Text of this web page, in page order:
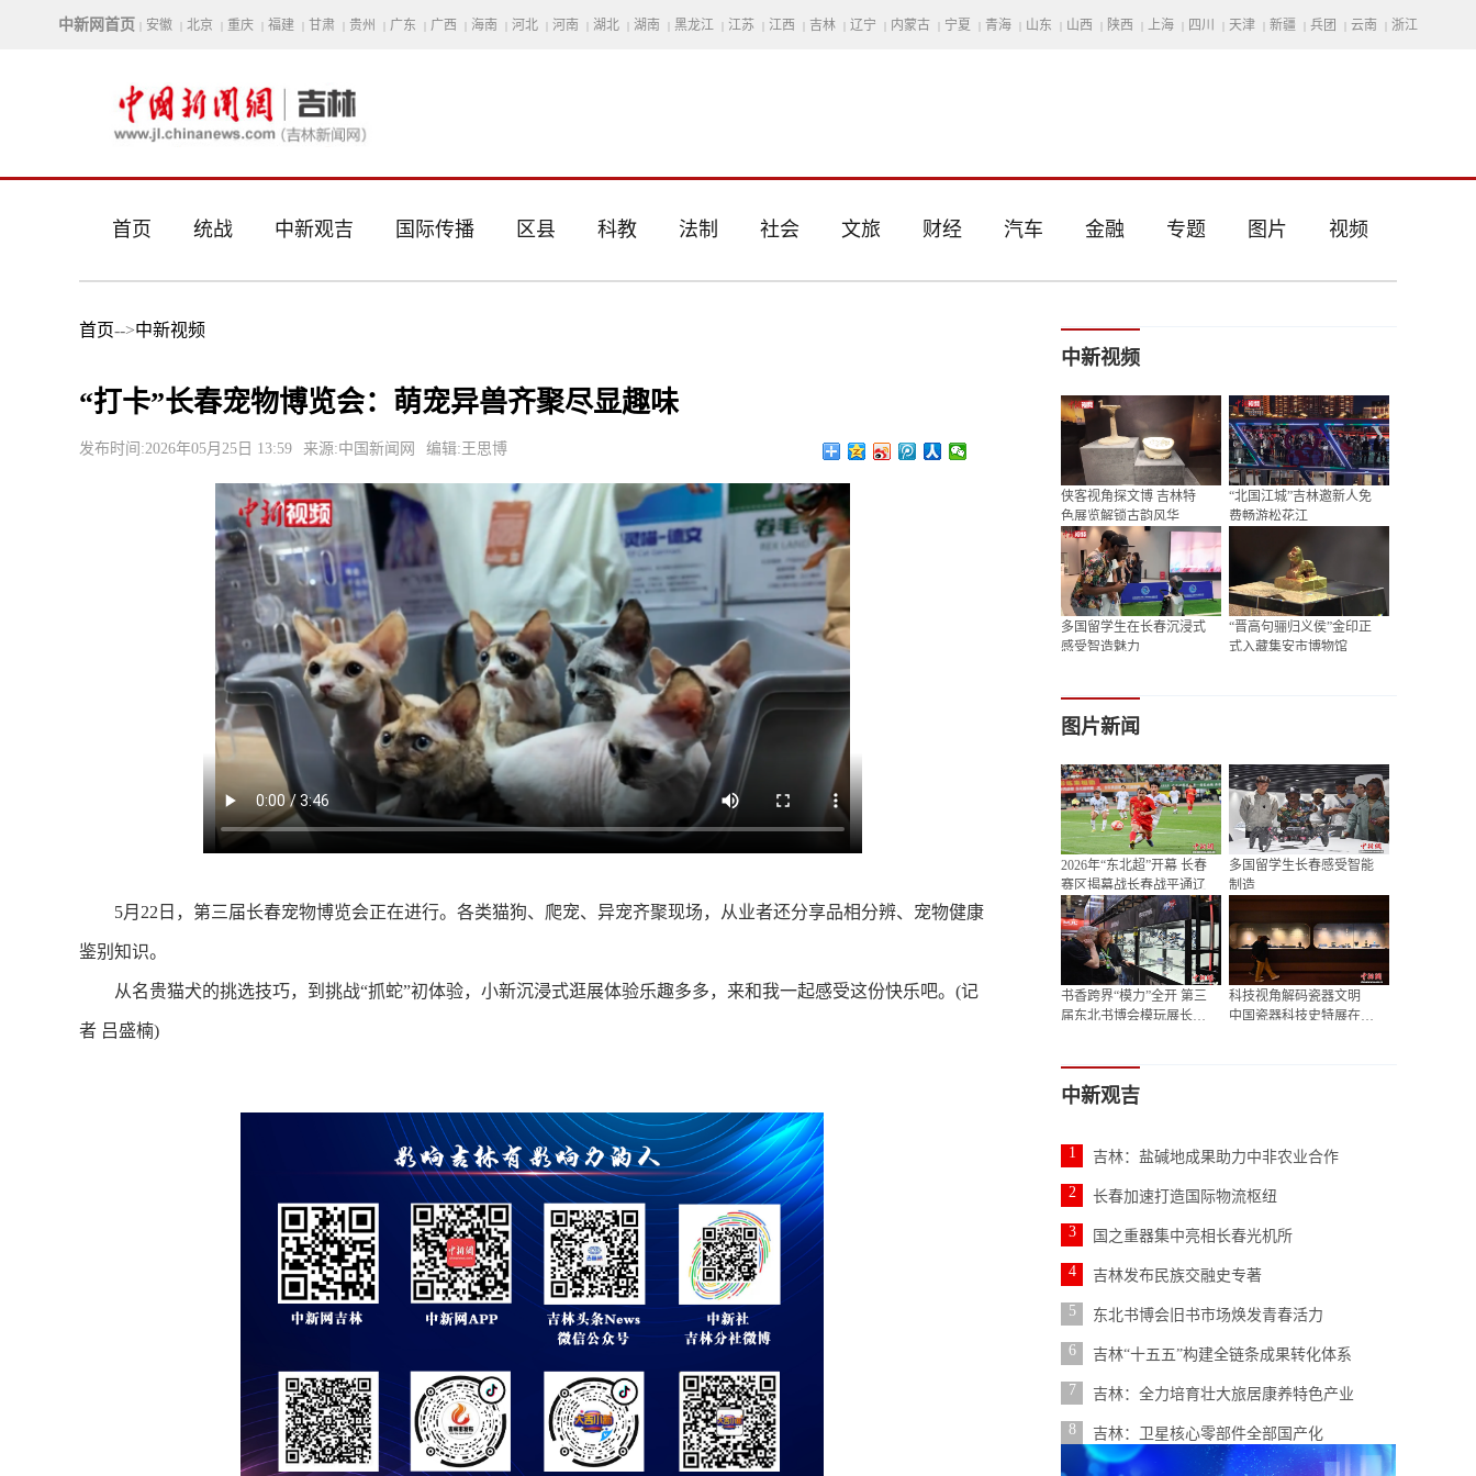
中新网首页 | 安徽 | 北京 | 重庆 | 福建 | 甘肃 | 贵州 | 广东 | 广西 | 海南 | 河北 | 河南 | 湖北 | 湖南 | 黑龙江 | 江苏 | 江西 | 吉林 | 辽宁 | 内蒙古 | 宁夏 | 青海 | 山东 | 山西 | 陕西 | 上海 | 四川 | 天津 | 新疆 | 兵团 | 云南 | 浙江
首页 统战 中新观吉 国际传播 区县 科教 法制 社会 文旅 财经 汽车 金融 专题 图片 视频
首页-->中新视频
“打卡”长春宠物博览会：萌宠异兽齐聚尽显趣味
发布时间:2026年05月25日 13:59 来源:中国新闻网 编辑:王思博
5月22日，第三届长春宠物博览会正在进行。各类猫狗、爬宠、异宠齐聚现场，从业者还分享品相分辨、宠物健康
鉴别知识。
从名贵猫犬的挑选技巧，到挑战“抓蛇”初体验，小新沉浸式逛展体验乐趣多多，来和我一起感受这份快乐吧。(记
者 吕盛楠)
中新视频
侠客视角探文博 吉林特
色展览解锁古韵风华
“北国江城”吉林邀新人免
费畅游松花江
多国留学生在长春沉浸式
感受智造魅力
“晋高句骊归义侯”金印正
式入藏集安市博物馆
图片新闻
2026年“东北超”开幕 长春
赛区揭幕战长春战平通辽
多国留学生长春感受智能
制造
书香跨界“模力”全开 第三
届东北书博会模玩展长春
科技视角解码瓷器文明
中国瓷器科技史特展在长
中新观吉
1 吉林：盐碱地成果助力中非农业合作
2 长春加速打造国际物流枢纽
3 国之重器集中亮相长春光机所
4 吉林发布民族交融史专著
5 东北书博会旧书市场焕发青春活力
6 吉林“十五五”构建全链条成果转化体系
7 吉林：全力培育壮大旅居康养特色产业
8 吉林：卫星核心零部件全部国产化